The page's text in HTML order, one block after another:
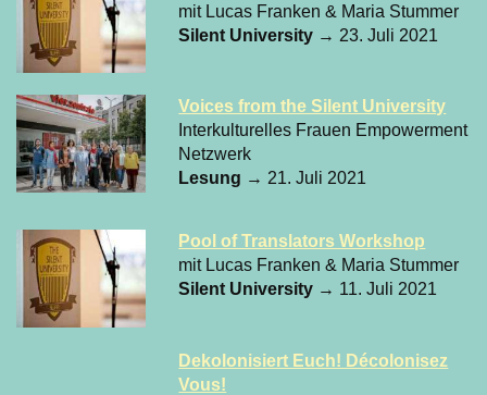
mit Lucas Franken & Maria Stummer
Silent University → 23. Juli 2021
Voices from the Silent University
Interkulturelles Frauen Empowerment
Netzwerk
Lesung → 21. Juli 2021
Pool of Translators Workshop
mit Lucas Franken & Maria Stummer
Silent University → 11. Juli 2021
Dekolonisiert Euch! Décolonisez
Vous!